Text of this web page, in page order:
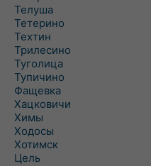
Телуша
Тетерино
Техтин
Трилесино
Туголица
Тупичино
Фащевка
Хацковичи
Химы
Ходосы
Хотимск
Цель